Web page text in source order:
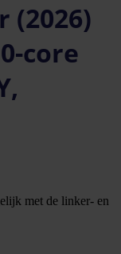
(2026)
core
met de linker- en